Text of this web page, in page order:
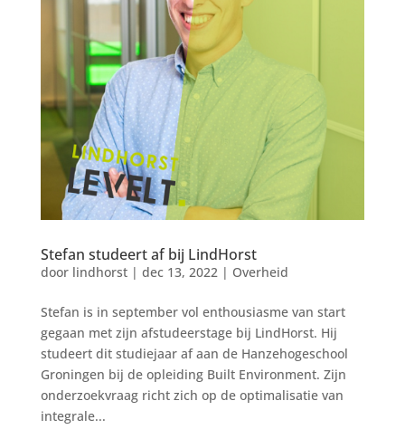
Stefan studeert af bij LindHorst
door lindhorst| dec 13, 2022| Overheid
Stefan is in september vol enthousiasme van start
gegaan met zijn afstudeerstage bij LindHorst. Hij
studeert dit studiejaar af aan de Hanzehogeschool
Groningen bij de opleiding Built Environment. Zijn
onderzoekvraag richt zich op de optimalisatie van
integrale...